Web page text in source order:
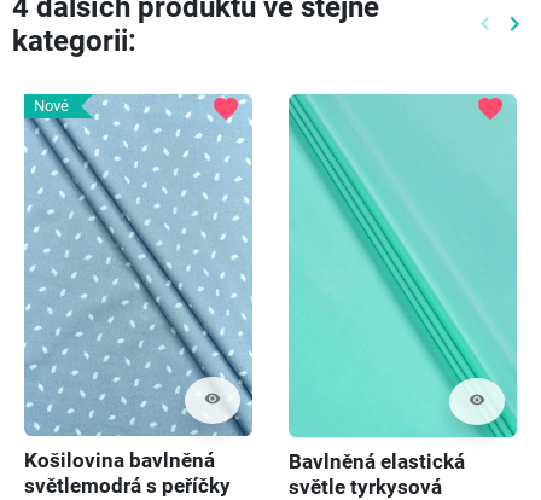
4 dalších produktů ve stejné
kategorii:
keyboard_arrow_left keyboard_arrow_right
Nové
visibility
favorite
Košilovina bavlněná
světlemodrá s peříčky
visibility
favorite
Bavlněná elastická
světle tyrkysová